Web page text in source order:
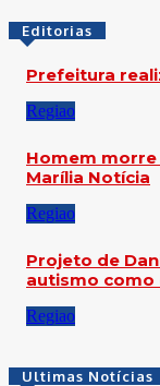
Editorias
Prefeitura
Regiao
Homem morre
Marília Notícia
Regiao
Projeto de
autismo como
Regiao
Ultimas Notícias